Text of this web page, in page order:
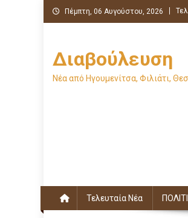
Μεταπηδήστε
στο
Πέμπτη, 06 Αυγούστου, 2026
Διαβούλευση
Νέα από Ηγουμενίτσα, Φιλιάτι,
Τελευταία Νέα